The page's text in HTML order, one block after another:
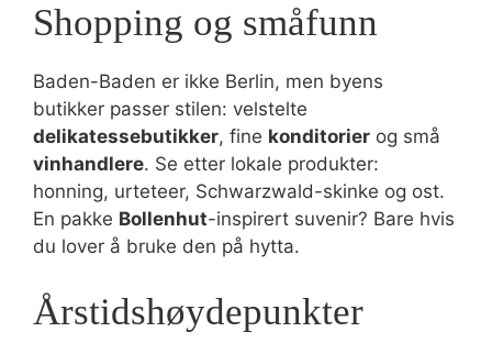
Shopping og småfunn
Baden-Baden er ikke Berlin, men byens
butikker passer stilen: velstelte
delikatessebutikker, fine konditorier og små
vinhandlere. Se etter lokale produkter:
honning, urteteer, Schwarzwald-skinke og ost.
En pakke Bollenhut-inspirert suvenir? Bare hvis
du lover å bruke den på hytta.
Årstidshøydepunkter